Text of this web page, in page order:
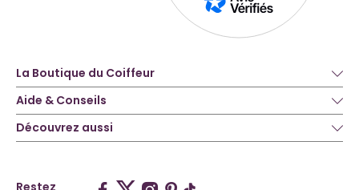
La Boutique du Coiffeur
Aide & Conseils
Découvrez aussi